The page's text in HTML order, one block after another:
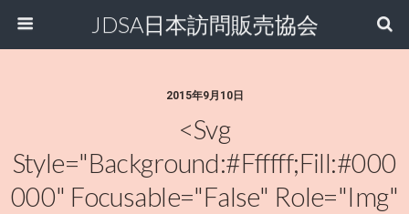
JDSA日本訪問販売協会
2015年9月10日
<svg
Style="background:#ffffff;fill:#000
000" Focusable="false" Role="img"